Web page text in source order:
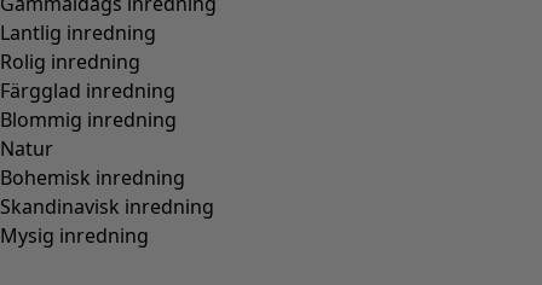
Lantlig inredning
Rolig inredning
Färgglad inredning
Blommig inredning
Natur
Bohemisk inredning
Skandinavisk inredning
Mysig inredning